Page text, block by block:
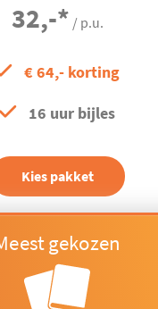
32,-* / p.u.
€ 64,- korting
16 uur bijles
Kies pakket